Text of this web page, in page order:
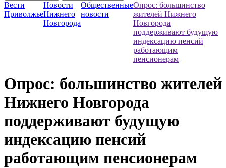
Вести
Приволжье
Новости
Нижнего
Новгорода
Общественные
новости
Опрос: большинство
жителей Нижнего
Новгорода
поддерживают будущую
индексацию пенсий
работающим
пенсионерам
Опрос: большинство жителей
Нижнего Новгорода
поддерживают будущую
индексацию пенсий
работающим пенсионерам